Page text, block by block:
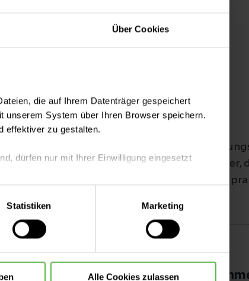
Über Cookies
die auf Ihrem Datenträger gespeichert
unserem System über Ihren Browser speichern.
effektiver zu gestalten.
dürfen nur mit Ihrer Einwilligung eingesetzt
eine individuelle Auswahl hinsichtlich der
akzeptieren“ in die Verwendung aller Cookies
widerrufen.
Statistiken Marketing
Alle Cookies zulassen
ein Erfahrungsbericht
Rückenschmerzen, konservative
das Team rund um Oberarzt Uwe Mutter,
die rückenmarksnahe Neuromodulation
Kleiner Impuls besiegt